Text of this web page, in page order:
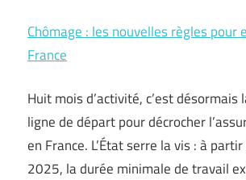
Chômage : les nouvelles règles pour
France
Huit mois d’activité, c’est désormais
ligne de départ pour décrocher
en France. L’État serre la vis : à
2025, la durée minimale de travail